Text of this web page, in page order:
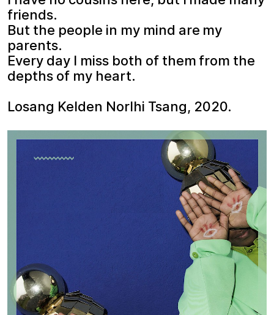
friends.
But the people in my mind are my
parents.
Every day I miss both of them from the
depths of my heart.
Losang Kelden Norlhi Tsang, 2020.